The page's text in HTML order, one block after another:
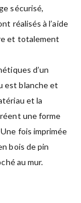
sécurisé,
réalisés à l’aide
et totalement
d’un
est blanche et
et la
une forme
fois imprimée
bois de pin
au mur.